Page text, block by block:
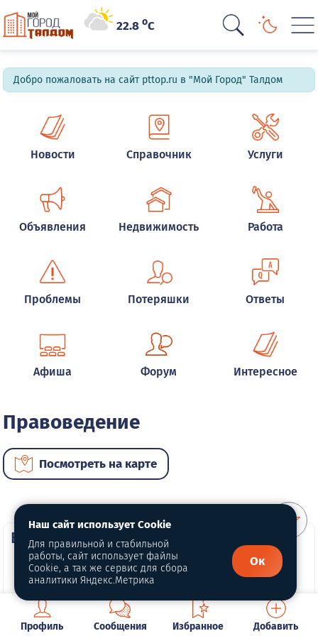
22.8oC
Добро пожаловать на сайт pttop.ru в "Мой Город" Талдом
Новости Справочник Услуги
Объявления Недвижимость Работа
Проблемы Потеряшки Ответы
Афиша Форум Интересное
Правоведение
Посмотреть на карте
ВИП услуги
Профиль Сообщения Избранное Добавить
Наш сайт использует Cookie
Для правильной и стабильной
работы, сайт использует файлы
Cookie, а так же сервис для сбора
аналитики Яндекс.Метрика
Ок